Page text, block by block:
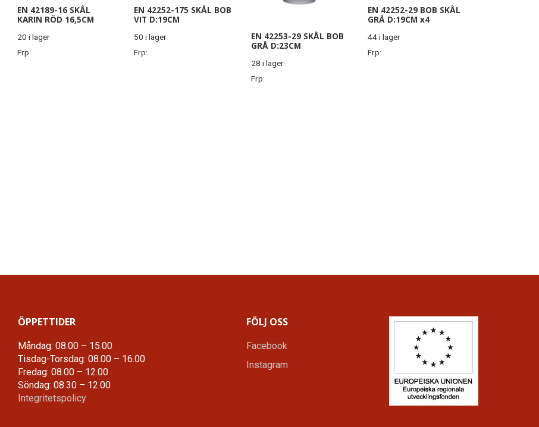
EN 42189-16 SKÅL
KARIN RÖD 16,5CM
20 i lager
Frp:
EN 42252-175 SKÅL BOB
VIT D:19CM
50 i lager
Frp:
EN 42253-29 SKÅL BOB
GRÅ D:23CM
28 i lager
Frp:
EN 42252-29 BOB SKÅL
GRÅ D:19CM x4
44 i lager
Frp:
ÖPPETTIDER
Måndag: 08.00 – 15.00
Tisdag-Torsdag: 08.00 – 16.00
Fredag: 08.00 – 12.00
Söndag: 08.30 – 12.00
Integritetspolicy
FÖLJ OSS
Facebook
Instagram